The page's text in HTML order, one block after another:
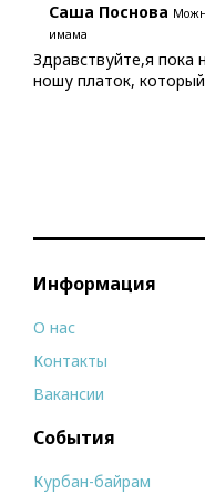
Саша Поснова
имама
Здравствуйте,я пока
ношу платок,
Информация
О нас
Контакты
Вакансии
События
Курбан-байрам